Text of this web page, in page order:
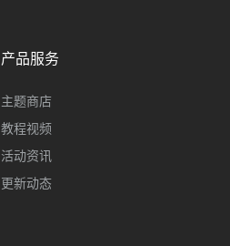
产品服务
主题商店
教程视频
活动资讯
更新动态